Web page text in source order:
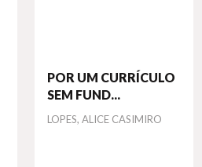
POR UM CURRÍCULO
SEM FUND...
Autor
LOPES, ALICE CASIMIRO